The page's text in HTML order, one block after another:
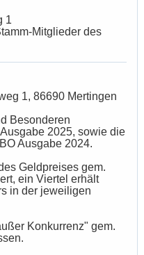
1
Mitglieder des
1, 86690 Mertingen
Besonderen
2025, sowie die
Ausgabe 2024.
Geldpreises gem.
ein Viertel erhält
in der jeweiligen
Konkurrenz" gem.